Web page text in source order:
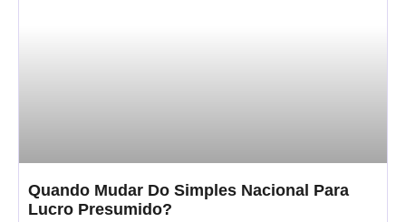
Quando Mudar Do Simples Nacional Para
Lucro Presumido?